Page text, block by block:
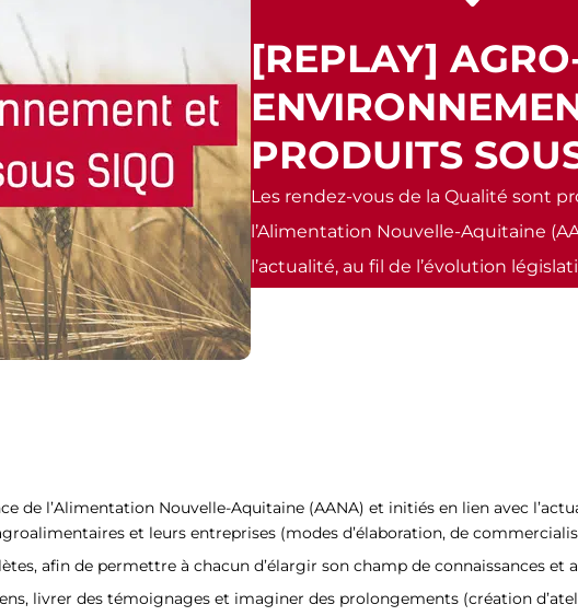
[REPLAY]
PRODUITS
Les rendez-vous de la Qualité sont
l’Alimentation Nouvelle-Aquitaine
l’actualité, au fil de l’évolution
de l’Alimentation Nouvelle-Aquitaine (AANA) et initiés en lien avec
et leurs entreprises (modes d’élaboration, de
afin de permettre à chacun d’élargir son champ de connaissances et
livrer des témoignages et imaginer des prolongements (création